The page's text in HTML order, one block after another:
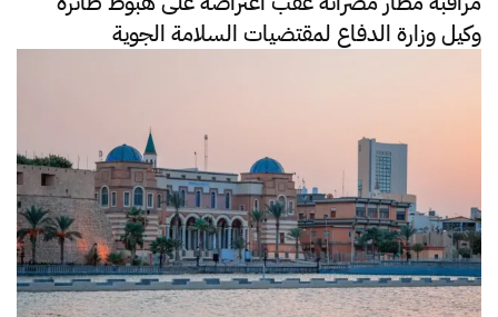
وكيل وزارة الدفاع لمقتضيات السلامة الجوية